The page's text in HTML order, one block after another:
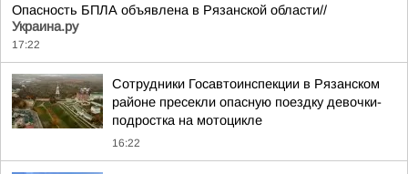
Опасность БПЛА объявлена в Рязанской области//
Украина.ру
17:22
Сотрудники Госавтоинспекции в Рязанском
районе пресекли опасную поездку девочки-
подростка на мотоцикле
16:22